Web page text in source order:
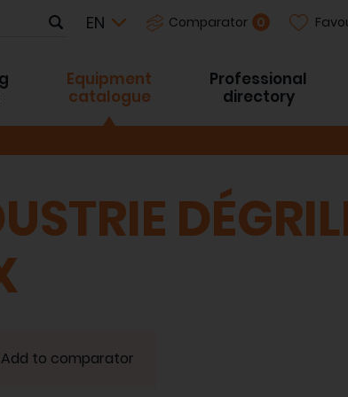
Comparator 0
Equipment
catalogue
Professional
directory
Add to comparator